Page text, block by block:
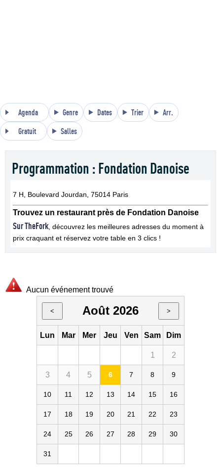
Agenda Genre Dates Trier Arr.
Gratuit Salles
Programmation : Fondation Danoise
7 H, Boulevard Jourdan, 75014 Paris
Trouvez un restaurant près de Fondation Danoise
Sur TheFork , découvrez les meilleures adresses du moment à
prix craquant et réservez votre table en 3 clics !
Aucun événement trouvé
< Août 2026 >
Lun Mar Mer Jeu Ven Sam Dim
1 2
3 4 5 6 7 8 9
10 11 12 13 14 15 16
17 18 19 20 21 22 23
24 25 26 27 28 29 30
31